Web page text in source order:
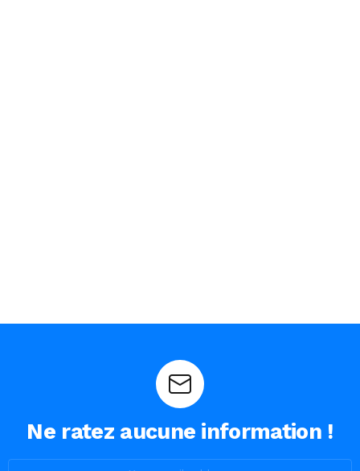
Ne ratez aucune information !